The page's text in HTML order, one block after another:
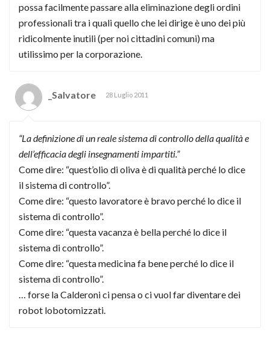
possa facilmente passare alla eliminazione degli ordini
professionali tra i quali quello che lei dirige è uno dei più
ridicolmente inutili (per noi cittadini comuni) ma
utilissimo per la corporazione.
_Salvatore 28 Luglio 2011
“La definizione di un reale sistema di controllo della qualità e
dell’efficacia degli insegnamenti impartiti.”
Come dire: “quest’olio di oliva è di qualità perché lo dice
il sistema di controllo”.
Come dire: “questo lavoratore è bravo perché lo dice il
sistema di controllo”.
Come dire: “questa vacanza è bella perché lo dice il
sistema di controllo”.
Come dire: “questa medicina fa bene perché lo dice il
sistema di controllo”.
… forse la Calderoni ci pensa o ci vuol far diventare dei
robot lobotomizzati.